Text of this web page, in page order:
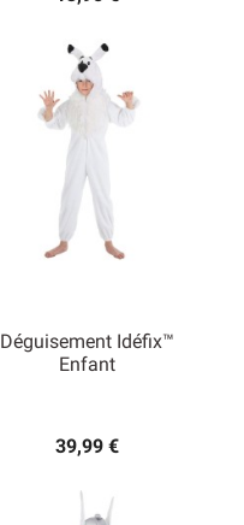
Déguisement Idéfix™
Enfant
39,99 €